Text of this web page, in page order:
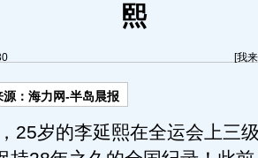
熙
[我
： 海力网-半岛晨报
岁的李延熙在全运会上三